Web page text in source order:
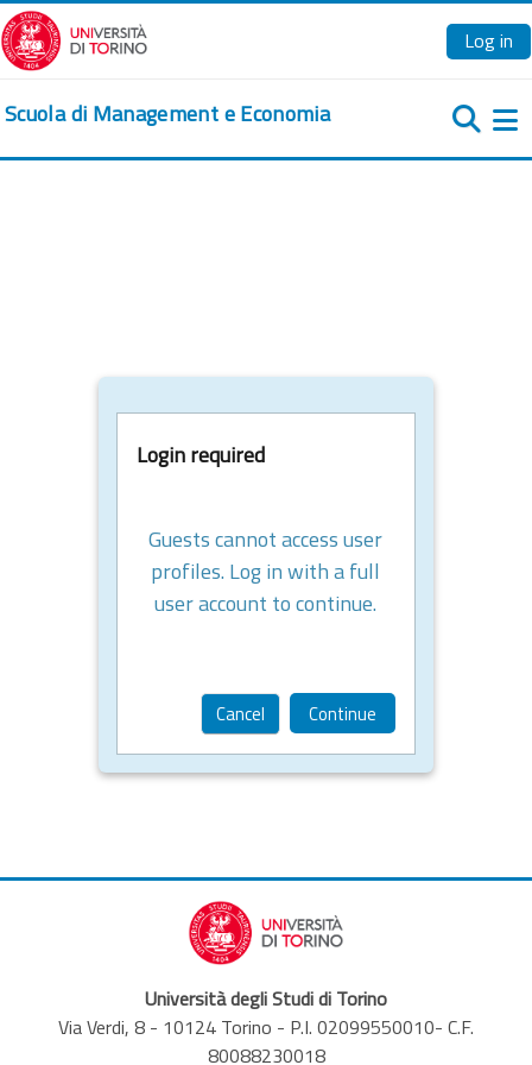
Skip to main content
Log in
Scuola di Management e Economia
Login required
Guests cannot access user
profiles. Log in with a full
user account to continue.
Cancel Continue
Università degli Studi di Torino
Via Verdi, 8 - 10124 Torino - P.I. 02099550010- C.F.
80088230018